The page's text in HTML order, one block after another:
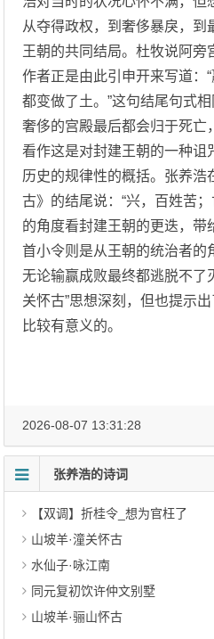
从夺得政权，到奢侈暴戾，到
王朝的共同结局。杜牧说阿旁
作者正是由此引申开来写道：
都变做了土。”这句结尾句式
奢侈的宫殿最后都会归于死亡
看作这是对封建王朝的一种诅
历史的规律性的概括。张养浩
古》的结尾说：“兴，百姓苦
的角度看封建王朝的更迭，带
首小令则是从王朝的统治者的
无论输赢成败最终都逃脱不了
关怀古”思想深刻，但也提示
比较有意义的。
2026-08-07 13:31:28
张养浩的诗词
【双调】折桂令_想为官枉了
山坡羊·潼关怀古
水仙子·咏江南
同元复初饮许仲文别墅
山坡羊·骊山怀古